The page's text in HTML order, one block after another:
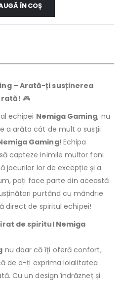
ÎN COȘ
– Arată-ți susținerea
🎮
echipei Nemiga Gaming, nu
a arăta cât de mult o susții
Gaming! Echipa
capteze inimile multor fani
jocurilor lor de excepție și a
poți face parte din această
purtând cu mândrie
direct de spiritul echipei!
de spiritul Nemiga
nu doar că îți oferă confort,
de a-ți exprima loialitatea
Cu un design îndrăzneț și